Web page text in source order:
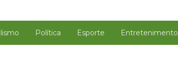
Política Esporte Entretenimento